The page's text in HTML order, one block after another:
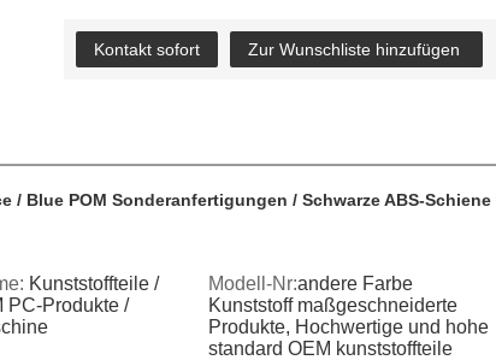
Kontakt sofort Zur Wunschliste hinzufügen
Blue POM Sonderanfertigungen / Schwarze ABS-
Kunststoffteile /
PC-Produkte /
Modell-Nr:andere Farbe
Kunststoff maßgeschneiderte
Produkte, Hochwertige und hohe
standard OEM kunststoffteile